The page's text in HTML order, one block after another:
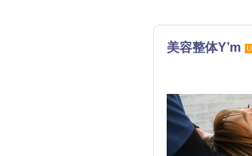
美容整体Y’m